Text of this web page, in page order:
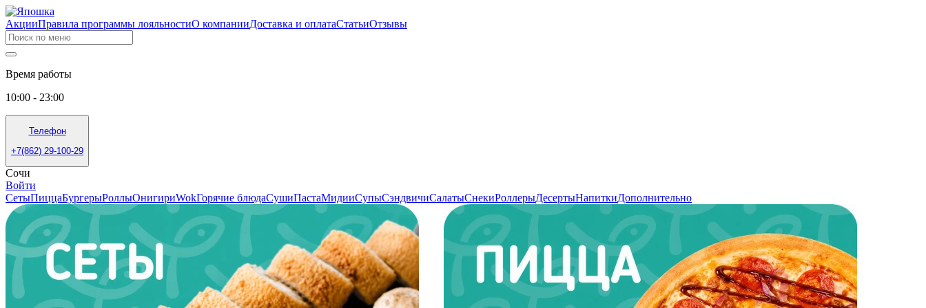
АкцииПравила программы лояльностиО компанииДоставка и оплатаСтатьиОтзывы
Время работы
10:00 - 23:00
Телефон
+7(862) 29-100-29
Сочи
Войти
СетыПиццаБургерыРоллыОнигириWokГорячие блюдаСушиПастаМидииСупыСэндвичиСалатыСнекиРоллерыДесертыНапиткиДополнительно